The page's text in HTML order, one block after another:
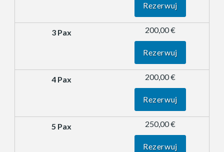
Rezerwuj
200,00 €
Rezerwuj
200,00 €
Rezerwuj
250,00 €
Rezerwuj